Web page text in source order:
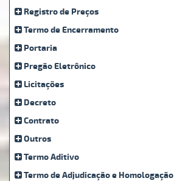
Registro de Preços
Termo de Encerramento
Portaria
Pregão Eletrônico
Licitações
Decreto
Contrato
Outros
Termo Aditivo
Termo de Adjudicação e Homologação